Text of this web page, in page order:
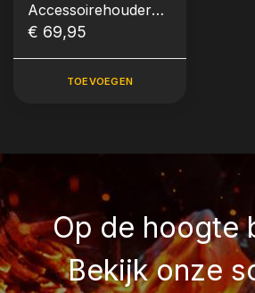
Accessoirehouder
(Maat S - 5 vakken)
€ 69,95
TOEVOEGEN
Op de hoogte
Bekijk onze